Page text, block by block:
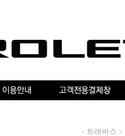
- 트래버스 >